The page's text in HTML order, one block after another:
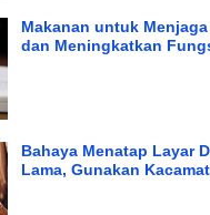
Makanan untuk
dan Meningkatkan
Bahaya Menatap Layar
Lama, Gunakan